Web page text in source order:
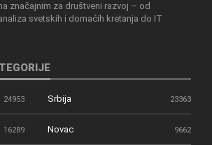
značajnim za društveni razvoj – od
svetskih i domaćih kretanja do IT
24953 Srbija 23363
16289 Novac 9662